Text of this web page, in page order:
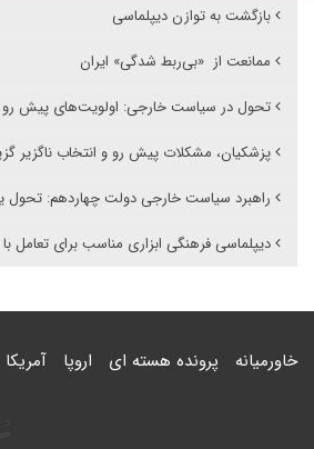
بازگشت به توازن دیپلماسی
ممانعت از «بی‌ربط شدگی» ایران
تحول در سیاست خارجی: اولویت‌های پیش رو
پزشکیان، مشکلات پیش رو و انتخاب ناگزیر
راهبرد سیاست خارجی دولت چهاردهم: تحول
دیپلماسی فرهنگی ابزاری مناسب برای تعامل
خاورمیانه پرونده هسته ای اروپا آمریکا